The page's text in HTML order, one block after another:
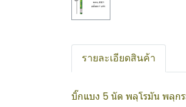
รายละเอียดสินค้า
บิ๊กแบง 5 นัด พลุโรมัน พลุก